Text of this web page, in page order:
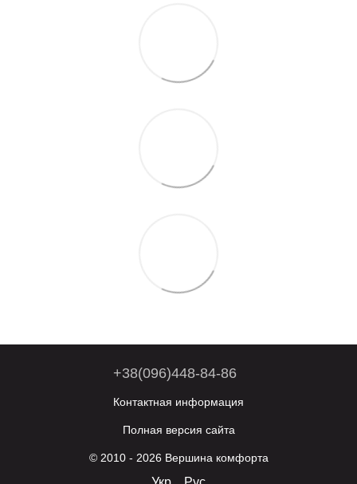
+38(096)448-84-86
Контактная информация
Полная версия сайта
© 2010 - 2026 Вершина комфорта